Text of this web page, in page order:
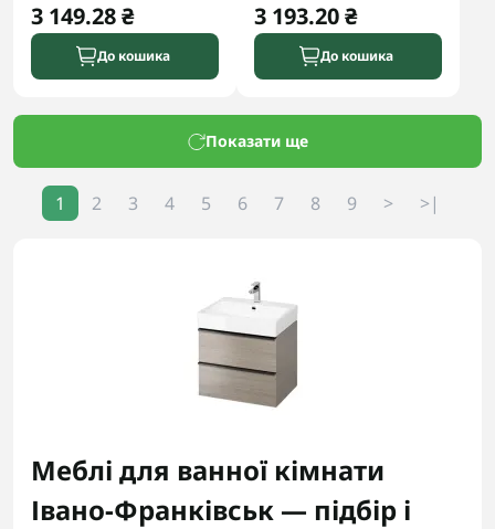
3 149.28 ₴
До кошика
3 193.20 ₴
До кошика
Показати ще
1 2 3 4 5 6 7 8 9 > >|
Меблі для ванної кімнати
Івано-Франківськ — підбір і